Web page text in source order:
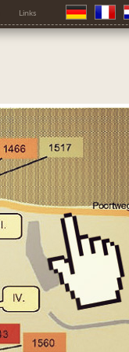
Links